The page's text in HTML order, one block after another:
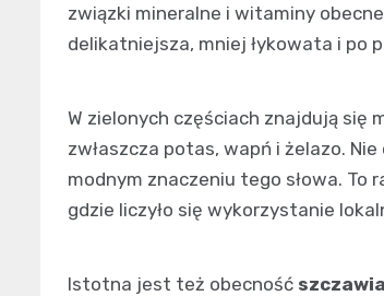
związki mineralne i witaminy
delikatniejsza, mniej łykowata i po
W zielonych częściach znajdują się
zwłaszcza potas, wapń i żelazo.
modnym znaczeniu tego słowa. To
gdzie liczyło się wykorzystanie
Istotna jest też obecność